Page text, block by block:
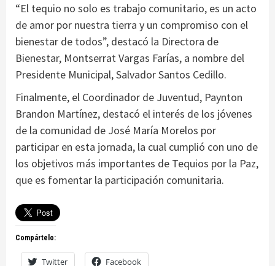
“El tequio no solo es trabajo comunitario, es un acto
de amor por nuestra tierra y un compromiso con el
bienestar de todos”, destacó la Directora de
Bienestar, Montserrat Vargas Farías, a nombre del
Presidente Municipal, Salvador Santos Cedillo.
Finalmente, el Coordinador de Juventud, Paynton
Brandon Martínez, destacó el interés de los jóvenes
de la comunidad de José María Morelos por
participar en esta jornada, la cual cumplió con uno de
los objetivos más importantes de Tequios por la Paz,
que es fomentar la participación comunitaria.
Compártelo:
Twitter Facebook